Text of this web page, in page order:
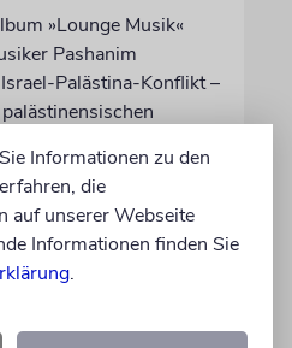
»Lounge Musik«
Pashanim
Palästina-Konflikt –
Informationen zu den
die
auf unserer Webseite
Informationen finden Sie
.